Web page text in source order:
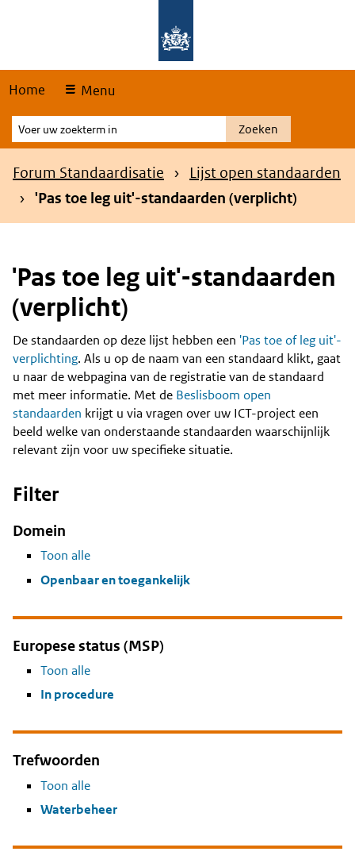
Home Menu
Voer
uw
zoekterm
Zoeken
Kruimelpad
Forum Standaardisatie
Lijst open standaarden
'Pas toe leg uit'-standaarden (verplicht)
'Pas toe leg uit'-standaarden
(verplicht)
Content
De standaarden op deze lijst hebben een 'Pas toe of leg uit'-
verplichting. Als u op de naam van een standaard klikt, gaat
u naar de webpagina van de registratie van de standaard
met meer informatie. Met de Beslisboom open
standaarden krijgt u via vragen over uw ICT-project een
beeld welke van onderstaande standaarden waarschijnlijk
relevant zijn voor uw specifieke situatie.
Filter
Domein
Toon alle
Openbaar en toegankelijk
Europese status (MSP)
Toon alle
In procedure
Trefwoorden
Toon alle
Waterbeheer